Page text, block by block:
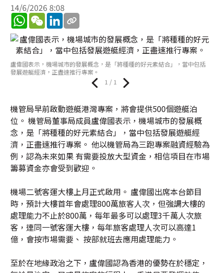
14/6/2026 8:08
WhatsApp
WeChatLinkedIn
盧偉國表示，機場城市的發展概念，是「將種種的好元素結合」，當中包括
發展遊艇經濟，正盡速推行專案。
1 / 1
機管局早前啟動遊艇港灣專案，將會提供500個遊艇泊
位。 機管局董事局成員盧偉國表示，機場城市的發展概
念，是「將種種的好元素結合」，當中包括發展遊艇經
濟，正盡速推行專案。 他以機管局為三跑專案融資經驗為
例，認為未來如果 有需要投放大型資金，相信項目在市場
籌募資金亦會受到歡迎。
機場二號客運大樓上月正式啟用。 盧偉國出席本台節目
時，預計大樓首年會處理800萬旅客人次，但強調大樓的
處理能力不止於800萬，每年最多可以處理3千萬人次旅
客，連同一號客運大樓，每年旅客處理人次可以高達1
億，會按市場需要、 按部就班去應用處理能力。
至於在地緣政治之下，盧偉國認為香港的優勢在於穩定，